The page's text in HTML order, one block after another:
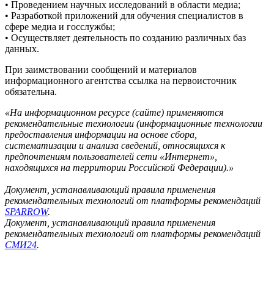
• Проведением научных исследований в области медиа;
• Разработкой приложений для обучения специалистов в
сфере медиа и госслужбы;
• Осуществляет деятельность по созданию различных баз
данных.
При заимствовании сообщений и материалов
информационного агентства ссылка на первоисточник
обязательна.
«На информационном ресурсе (сайте) применяются
рекомендательные технологии (информационные технологии
предоставления информации на основе сбора,
систематизации и анализа сведений, относящихся к
предпочтениям пользователей сети «Интернет»,
находящихся на территории Российской Федерации).»
Документ, устанавливающий правила применения
рекомендательных технологий от платформы рекомендаций
SPARROW.
Документ, устанавливающий правила применения
рекомендательных технологий от платформы рекомендаций
СМИ24.